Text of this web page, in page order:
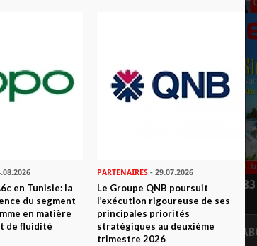
LEADERS N°
en Tunisie: la
du segment
en matière
de fluidité
PARTENAIRES- 29.07.2026
Le Groupe QNB poursuit
l’exécution rigoureuse de ses
principales priorités
stratégiques au deuxième
trimestre 2026